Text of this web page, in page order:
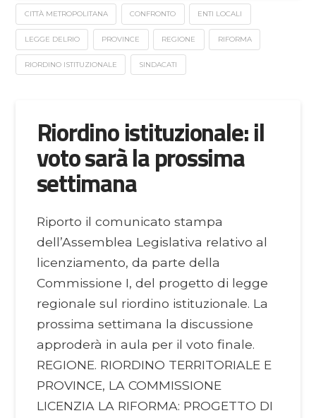
CITTÀ METROPOLITANA CONFRONTO ENTI LOCALI
LEGGE DELRIO PROVINCE REGIONE RIFORMA
RIORDINO ISTITUZIONALE SINDACATI
Riordino istituzionale: il
voto sarà la prossima
settimana
Riporto il comunicato stampa
dell’Assemblea Legislativa relativo al
licenziamento, da parte della
Commissione I, del progetto di legge
regionale sul riordino istituzionale. La
prossima settimana la discussione
approderà in aula per il voto finale.
REGIONE. RIORDINO TERRITORIALE E
PROVINCE, LA COMMISSIONE
LICENZIA LA RIFORMA: PROGETTO DI